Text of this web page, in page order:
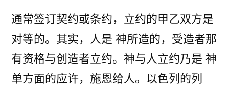
通常签订契约或条约，立约的甲乙双方是
对等的。其实，人是 神所造的，受造者那
有资格与创造者立约。神与人立约乃是 神
单方面的应许，施恩给人。以色列的列